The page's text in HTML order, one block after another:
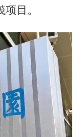
最大单周涨幅
书》售后来了
唱会取消
尾恒大文旅城
女儿为争财产堵门阻挠父亲出殡
目。